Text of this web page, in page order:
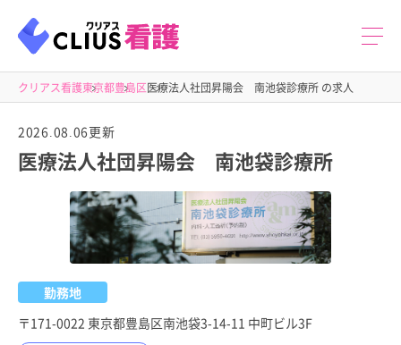
クリアス看護東京都豊島区医療法人社団昇陽会 南池袋診療所 の求人
2026.08.06更新
医療法人社団昇陽会 南池袋診療所
勤務地
〒171-0022 東京都豊島区南池袋3-14-11 中町ビル3F